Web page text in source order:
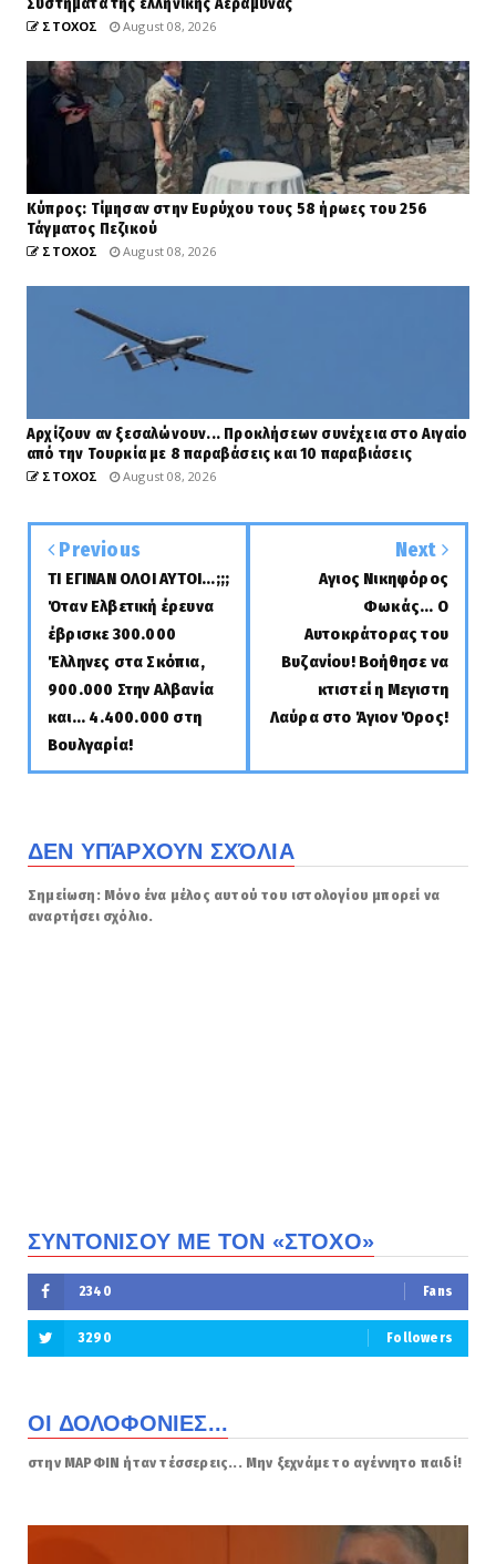
Συστήματα της ελληνικής Αεράμυνας
ΣΤΟΧΟΣ August 08, 2026
Κύπρος: Τίμησαν στην Ευρύχου τους 58 ήρωες του 256
Τάγματος Πεζικού
ΣΤΟΧΟΣ August 08, 2026
Αρχίζουν αν ξεσαλώνουν... Προκλήσεων συνέχεια στο Αιγαίο
από την Τουρκία με 8 παραβάσεις και 10 παραβιάσεις
ΣΤΟΧΟΣ August 08, 2026
Previous
ΤΙ ΕΓΙΝΑΝ ΟΛΟΙ ΑΥΤΟΙ...;;;
Όταν Ελβετική έρευνα
έβρισκε 300.000
Έλληνες στα Σκόπια,
900.000 Στην Αλβανία
και... 4.400.000 στη
Βουλγαρία!
Next
Αγιος Νικηφόρος
Φωκάς... Ο
Αυτοκράτορας του
Βυζανίου! Βοήθησε να
κτιστεί η Μεγιστη
Λαύρα στο Άγιον Όρος!
ΔΕΝ ΥΠΆΡΧΟΥΝ ΣΧΌΛΙΑ
Σημείωση: Μόνο ένα μέλος αυτού του ιστολογίου μπορεί να
αναρτήσει σχόλιο.
ΣΥΝΤΟΝΙΣΟΥ ΜΕ ΤΟΝ «ΣΤΟΧΟ»
2340 Fans
3290 Followers
ΟΙ ΔΟΛΟΦΟΝΙΕΣ...
στην ΜΑΡΦΙΝ ήταν τέσσερεις... Μην ξεχνάμε το αγέννητο παιδί!